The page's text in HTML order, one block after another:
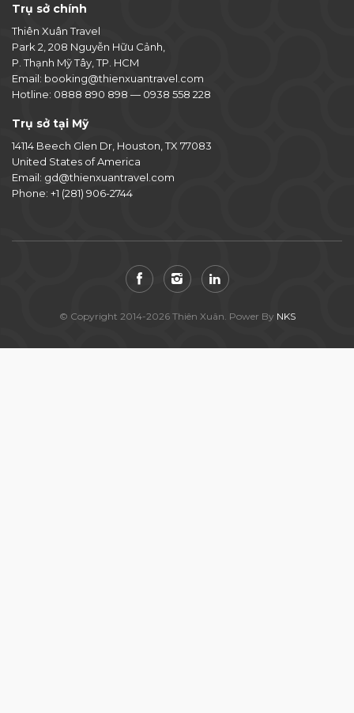
Trụ sở chính
Thiên Xuân Travel
Park 2, 208 Nguyễn Hữu Cảnh,
P. Thạnh Mỹ Tây, TP. HCM
Email: booking@thienxuantravel.com
Hotline: 0888 890 898 — 0938 558 228
Trụ sở tại Mỹ
14114 Beech Glen Dr, Houston, TX 77083
United States of America
Email: gd@thienxuantravel.com
Phone: +1 (281) 906-2744
© Copyright 2014-2026 Thiên Xuân. Power By NKS